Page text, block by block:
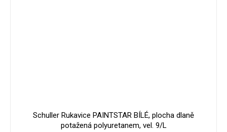
Schuller Rukavice PAINTSTAR BÍLÉ, plocha dlaně
potažená polyuretanem, vel. 9/L